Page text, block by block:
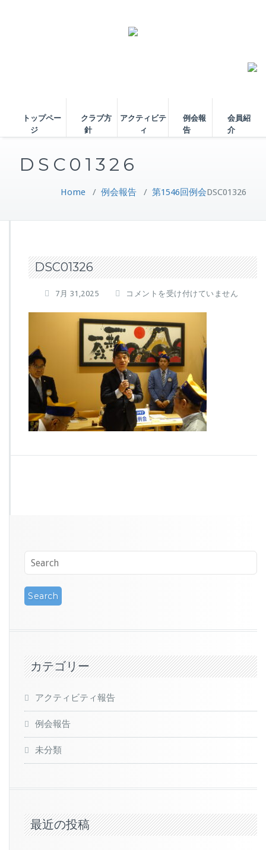
トップペー
ジ
クラブ方
針
アクティビテ
ィ
例会報
告
会員紹
介
DSC01326
Home / 例会報告 / 第1546回例会DSC01326
DSC01326
7月 31,2025
D
0
1
3
2
6
は
コメントを受け付けていません
カテゴリー
アクティビティ報告
例会報告
未分類
最近の投稿